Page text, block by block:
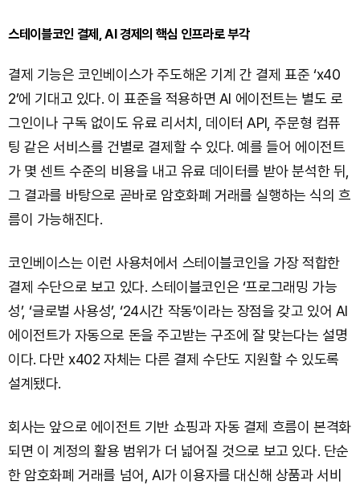
스테이블코인 결제, AI 경제의 핵심 인프라로 부각
결제 기능은 코인베이스가 주도해온 기계 간 결제 표준 ‘x40
2’에 기대고 있다. 이 표준을 적용하면 AI 에이전트는 별도 로
그인이나 구독 없이도 유료 리서치, 데이터 API, 주문형 컴퓨
팅 같은 서비스를 건별로 결제할 수 있다. 예를 들어 에이전트
가 몇 센트 수준의 비용을 내고 유료 데이터를 받아 분석한 뒤,
그 결과를 바탕으로 곧바로 암호화폐 거래를 실행하는 식의 흐
름이 가능해진다.
코인베이스는 이런 사용처에서 스테이블코인을 가장 적합한
결제 수단으로 보고 있다. 스테이블코인은 ‘프로그래밍 가능
성’, ‘글로벌 사용성’, ‘24시간 작동’이라는 장점을 갖고 있어 AI
에이전트가 자동으로 돈을 주고받는 구조에 잘 맞는다는 설명
이다. 다만 x402 자체는 다른 결제 수단도 지원할 수 있도록
설계됐다.
회사는 앞으로 에이전트 기반 쇼핑과 자동 결제 흐름이 본격화
되면 이 계정의 활용 범위가 더 넓어질 것으로 보고 있다. 단순
한 암호화폐 거래를 넘어, AI가 이용자를 대신해 상품과 서비